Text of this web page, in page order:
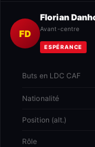
FD
Florian
Avant-centre
ESPÉRANCE
Buts en LDC CAF
Nationalité
Position (alt.)
Rôle